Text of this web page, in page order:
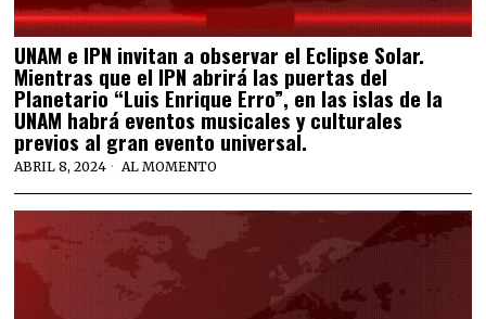
UNAM e IPN invitan a observar el Eclipse Solar.
Mientras que el IPN abrirá las puertas del
Planetario “Luis Enrique Erro”, en las islas de la
UNAM habrá eventos musicales y culturales
previos al gran evento universal.
ABRIL 8, 2024 AL MOMENTO